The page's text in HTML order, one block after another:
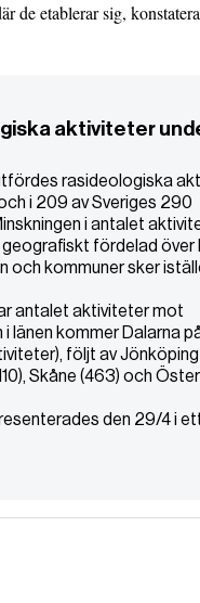
de etablerar sig,
aktiviteter
rasideologiska
i 209 av Sveriges 290
i antalet
fördelad över
och kommuner sker
antalet aktiviteter mot
i länen kommer Dalarna
följt av Jönköping
Skåne (463) och
den 29/4 i